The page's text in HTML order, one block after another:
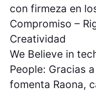
con firmeza en
Compromiso –
Creatividad
We Believe in
People: Gracias
fomenta Raona,